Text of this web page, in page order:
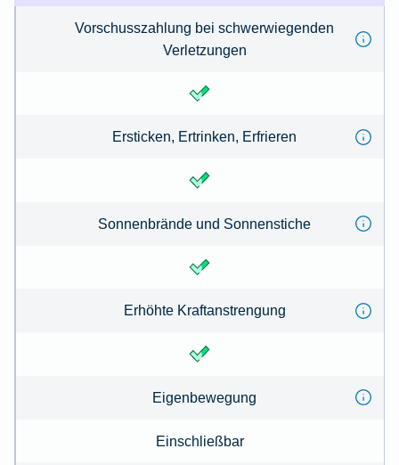
Vorschusszahlung bei schwerwiegenden
Verletzungen
Ersticken, Ertrinken, Erfrieren
Sonnenbrände und Sonnenstiche
Erhöhte Kraftanstrengung
Eigenbewegung
Einschließbar